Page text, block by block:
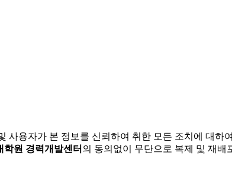
사용자가 본 정보를 신뢰하여 취한 모든 조치에 대하여
학원 경력개발센터 의 동의없이 무단으로 복제 및 재배